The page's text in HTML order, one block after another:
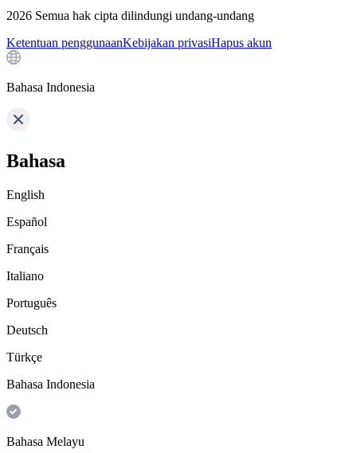
2026 Semua hak cipta dilindungi undang-undang
Ketentuan penggunaanKebijakan privasiHapus akun
Bahasa Indonesia
Bahasa
English
Español
Français
Italiano
Português
Deutsch
Türkçe
Bahasa Indonesia
Bahasa Melayu